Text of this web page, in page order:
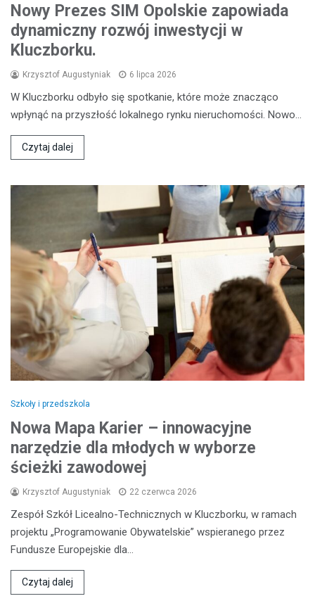
Nowy Prezes SIM Opolskie zapowiada
dynamiczny rozwój inwestycji w
Kluczborku.
Krzysztof Augustyniak 6 lipca 2026
W Kluczborku odbyło się spotkanie, które może znacząco
wpłynąć na przyszłość lokalnego rynku nieruchomości. Nowo…
Czytaj dalej
Szkoły i przedszkola
Nowa Mapa Karier – innowacyjne
narzędzie dla młodych w wyborze
ścieżki zawodowej
Krzysztof Augustyniak 22 czerwca 2026
Zespół Szkół Licealno-Technicznych w Kluczborku, w ramach
projektu „Programowanie Obywatelskie” wspieranego przez
Fundusze Europejskie dla…
Czytaj dalej